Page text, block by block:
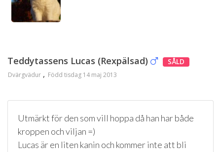
Teddytassens Lucas (Rexpälsad) SÅLD
Dvärgvädur Född tisdag 14 maj 2013
Utmärkt för den som vill hoppa då han har både
kroppen och viljan =)
Lucas är en liten kanin och kommer inte att bli